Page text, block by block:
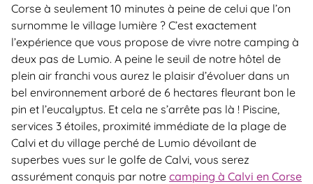
Corse à seulement 10 minutes à peine de celui que l’on
surnomme le village lumière ? C’est exactement
l’expérience que vous propose de vivre notre camping à
deux pas de Lumio. A peine le seuil de notre hôtel de
plein air franchi vous aurez le plaisir d’évoluer dans un
bel environnement arboré de 6 hectares fleurant bon le
pin et l’eucalyptus. Et cela ne s’arrête pas là ! Piscine,
services 3 étoiles, proximité immédiate de la plage de
Calvi et du village perché de Lumio dévoilant de
superbes vues sur le golfe de Calvi, vous serez
assurément conquis par notre camping à Calvi en Corse